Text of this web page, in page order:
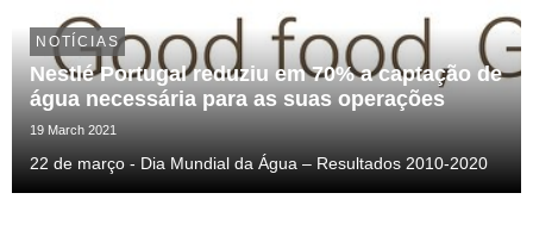
NOTÍCIAS
Nestlé Portugal reduziu em 70% a captação de
água necessária para as suas operações
19 March 2021
22 de março - Dia Mundial da Água – Resultados 2010-2020